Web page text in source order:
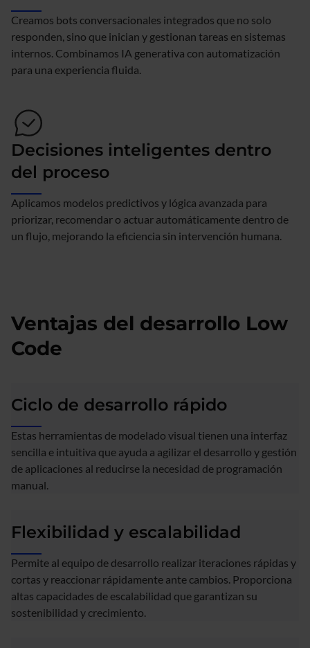
Creamos bots conversacionales integrados que no solo
responden, sino que inician y gestionan tareas en sistemas
internos. Combinamos IA generativa con automatización
para una experiencia fluida.
Decisiones inteligentes dentro
del proceso
Aplicamos modelos predictivos y lógica avanzada para
priorizar, recomendar o actuar automáticamente dentro de
un flujo, mejorando la eficiencia sin intervención humana.
Ventajas del desarrollo Low
Code
Ciclo de desarrollo rápido
Estas herramientas de modelado visual tienen una interfaz
sencilla e intuitiva que ayuda a agilizar el desarrollo y gestión
de aplicaciones al reducirse la necesidad de programación
manual.
Flexibilidad y escalabilidad
Permite al equipo de desarrollo realizar iteraciones rápidas y
cortas y reaccionar rápidamente ante cambios. Proporciona
altas capacidades de escalabilidad que garantizan su
sostenibilidad y crecimiento.